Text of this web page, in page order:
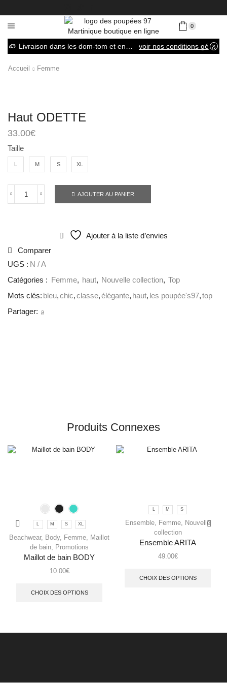
0
voir nos conditions générales de vente
Accueil Femme
Haut ODETTE
33.00€
Taille
M S XL
AJOUTER AU PANIER
Ajouter à la liste d’envies
Comparer
UGS : N / A
Catégories :
Femme, haut, Nouvelle collection, Top
Mots clés: bleu,chic,classe,élégante, haut, les poupée's97,top
Partager:
Produits Connexes
L M S XL
Beachwear, Body, Femme, Maillot
de bain, Promotions
Maillot de bain BODY
10.00€
CHOIX DES OPTIONS
L M S
Ensemble, Femme, Nouvelle
collection
Ensemble ARITA
49.00€
CHOIX DES OPTIONS